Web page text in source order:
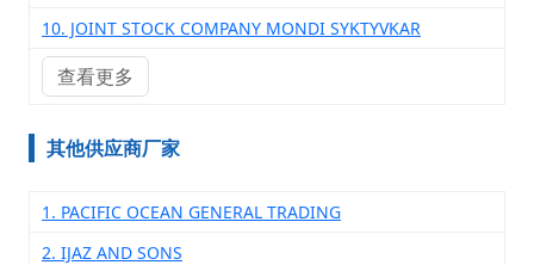
10. JOINT STOCK COMPANY MONDI SYKTYVKAR
查看更多
其他供应商厂家
1. PACIFIC OCEAN GENERAL TRADING
2. IJAZ AND SONS